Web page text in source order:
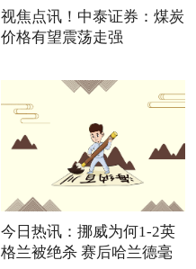
视焦点讯！中泰证券：煤炭
价格有望震荡走强
今日热讯：挪威为何1-2英
格兰被绝杀 赛后哈兰德毫